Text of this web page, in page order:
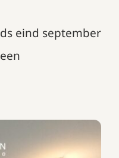
eind september